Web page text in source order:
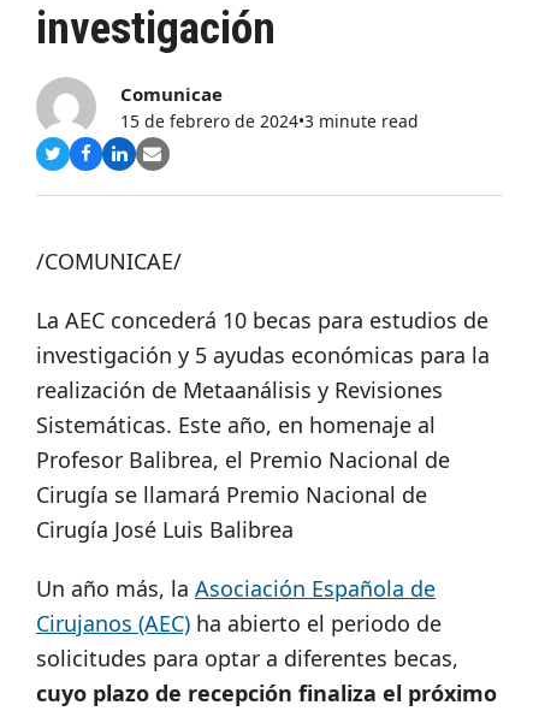
investigación
Comunicae
15 de febrero de 2024•3 minute read
Compartir
Twitter
Compartir
Facebook
Compartir
LinkedIn
Share
Email
/COMUNICAE/
La AEC concederá 10 becas para estudios de
investigación y 5 ayudas económicas para la
realización de Metaanálisis y Revisiones
Sistemáticas. Este año, en homenaje al
Profesor Balibrea, el Premio Nacional de
Cirugía se llamará Premio Nacional de
Cirugía José Luis Balibrea
Un año más, la Asociación Española de
Cirujanos (AEC) ha abierto el periodo de
solicitudes para optar a diferentes becas,
cuyo plazo de recepción finaliza el próximo